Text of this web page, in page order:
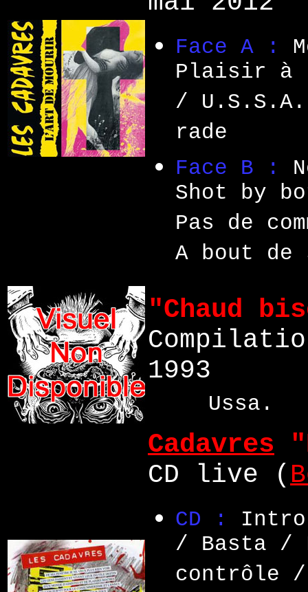
Face A :
Plaisir à
/
rade
Face B :
Shot by
Pas de
A bout
"Chaud
1993
Ussa.
Cadavres "
CD live (
CD :
/ Basta /
contrôle